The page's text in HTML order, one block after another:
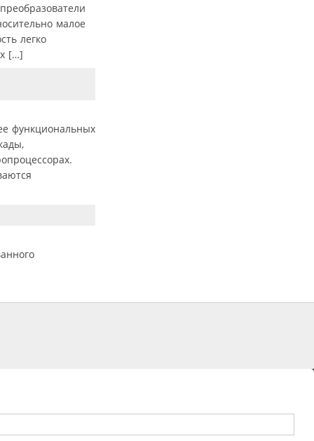
малое
легко
[…]
функциональных